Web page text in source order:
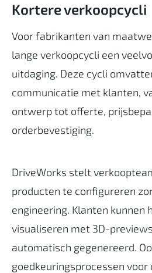
Kortere verkoopcycli
Voor fabrikanten van
lange verkoopcycli een
uitdaging. Deze cycli
communicatie met klanten,
ontwerp tot offerte,
orderbevestiging.
DriveWorks stelt
producten te configureren
engineering. Klanten kunnen
visualiseren met 3D-
automatisch gegenereerd.
goedkeuringsprocessen